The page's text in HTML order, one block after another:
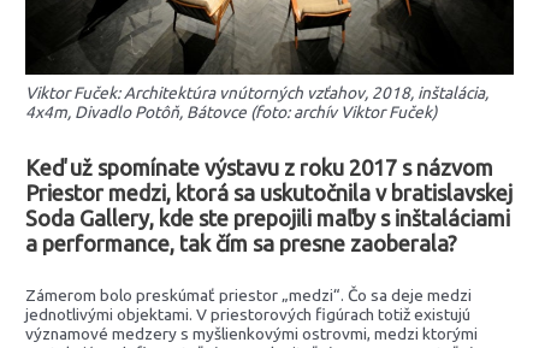
Viktor Fuček: Architektúra vnútorných vzťahov, 2018, inštalácia,
4x4m, Divadlo Potôň, Bátovce (foto: archív Viktor Fuček)
Keď už spomínate výstavu z roku 2017 s názvom
Priestor medzi, ktorá sa uskutočnila v bratislavskej
Soda Gallery, kde ste prepojili maľby s inštaláciami
a performance, tak čím sa presne zaoberala?
Zámerom bolo preskúmať priestor „medzi“. Čo sa deje medzi
jednotlivými objektami. V priestorových figúrach totiž existujú
významové medzery s myšlienkovými ostrovmi, medzi ktorými